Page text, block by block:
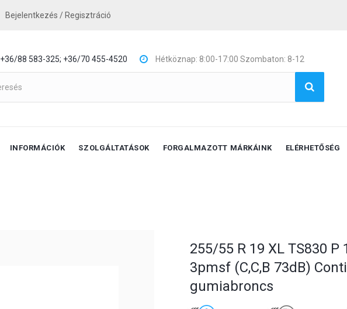
Bejelentkezés / Regisztráció
+36/88 583-325; +36/70 455-4520 Hétköznap: 8:00-17:00 Szombaton: 8-12
INFORMÁCIÓK SZOLGÁLTATÁSOK FORGALMAZOTT MÁRKÁINK ELÉRHETŐSÉG
255/55 R 19 XL TS830 P
3pmsf (C,C,B 73dB)
gumiabroncs